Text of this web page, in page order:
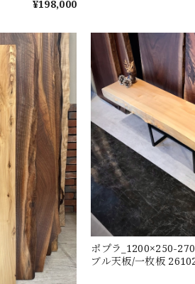
¥198,000
ポプラ_1200×250-
ブル天板/一枚板